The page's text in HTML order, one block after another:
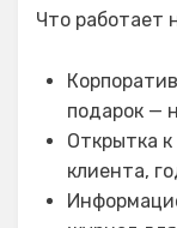
Что работает
подарок —
Открытка
клиента,